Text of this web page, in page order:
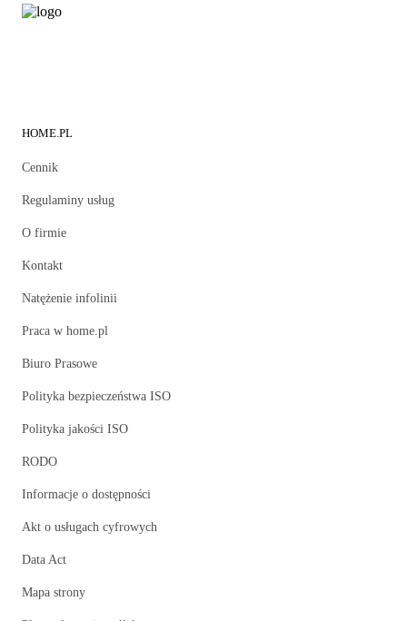
HOME.PL
Cennik
Regulaminy usług
O firmie
Kontakt
Natężenie infolinii
Praca w home.pl
Biuro Prasowe
Polityka bezpieczeństwa ISO
Polityka jakości ISO
RODO
Informacje o dostępności
Akt o usługach cyfrowych
Data Act
Mapa strony